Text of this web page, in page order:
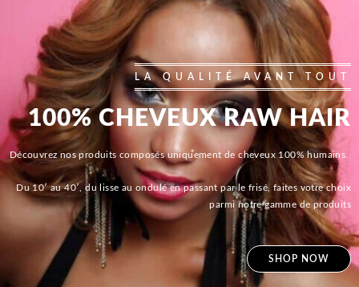
LA QUALITÉ AVANT TOUT
100% CHEVEUX RAW HAIR
Découvrez nos produits composés uniquement de cheveux 100% humains.
Du 10′ au 40′, du lisse au ondulé en passant par le frisé, faites votre choix
parmi notre gamme de produits
SHOP NOW